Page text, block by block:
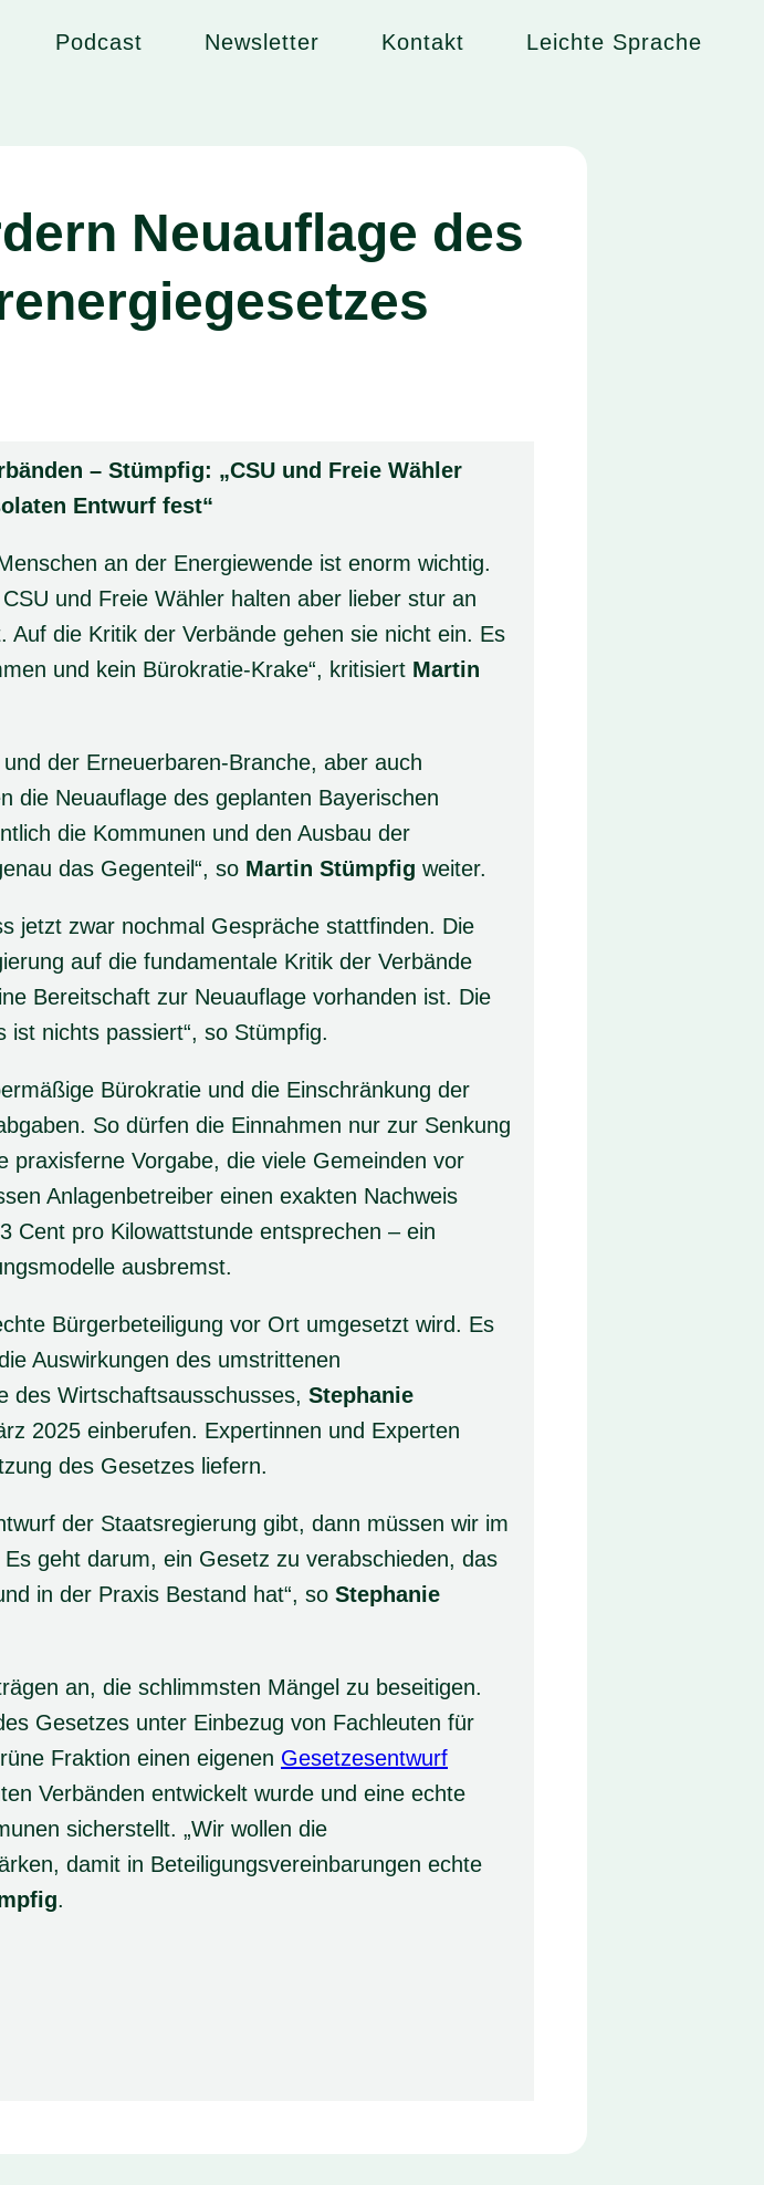
Podcast Newsletter Kontakt Leichte Sprache
Neuauflage des
– Stümpfig: „CSU und Freie Wähler
Entwurf fest“
an der Energiewende ist enorm wichtig.
und Freie Wähler halten aber lieber stur an
die Kritik der Verbände gehen sie nicht ein. Es
und kein Bürokratie-Krake“, kritisiert Martin
der Erneuerbaren-Branche, aber auch
die Neuauflage des geplanten Bayerischen
die Kommunen und den Ausbau der
das Gegenteil“, so Martin Stümpfig weiter.
jetzt zwar nochmal Gespräche stattfinden. Die
auf die fundamentale Kritik der Verbände
Bereitschaft zur Neuauflage vorhanden ist. Die
ist nichts passiert“, so Stümpfig.
Bürokratie und die Einschränkung der
So dürfen die Einnahmen nur zur Senkung
praxisferne Vorgabe, die viele Gemeinden vor
Anlagenbetreiber einen exakten Nachweis
Cent pro Kilowattstunde entsprechen – ein
ausbremst.
Bürgerbeteiligung vor Ort umgesetzt wird. Es
Auswirkungen des umstrittenen
des Wirtschaftsausschusses, Stephanie
2025 einberufen. Expertinnen und Experten
des Gesetzes liefern.
der Staatsregierung gibt, dann müssen wir im
geht darum, ein Gesetz zu verabschieden, das
in der Praxis Bestand hat“, so Stephanie
an, die schlimmsten Mängel zu beseitigen.
Gesetzes unter Einbezug von Fachleuten für
Fraktion einen eigenen Gesetzesentwurf
Verbänden entwickelt wurde und eine echte
sicherstellt. „Wir wollen die
damit in Beteiligungsvereinbarungen echte
.